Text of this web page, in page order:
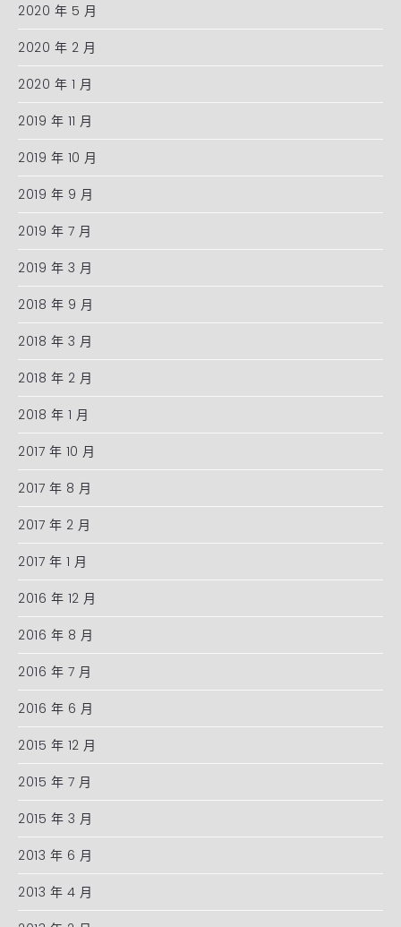
2020 年 5 月
2020 年 2 月
2020 年 1 月
2019 年 11 月
2019 年 10 月
2019 年 9 月
2019 年 7 月
2019 年 3 月
2018 年 9 月
2018 年 3 月
2018 年 2 月
2018 年 1 月
2017 年 10 月
2017 年 8 月
2017 年 2 月
2017 年 1 月
2016 年 12 月
2016 年 8 月
2016 年 7 月
2016 年 6 月
2015 年 12 月
2015 年 7 月
2015 年 3 月
2013 年 6 月
2013 年 4 月